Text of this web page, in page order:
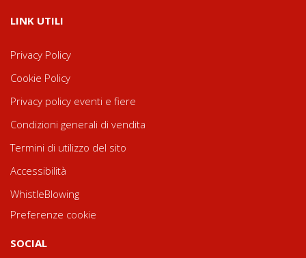
LINK UTILI
Privacy Policy
Cookie Policy
Privacy policy eventi e fiere
Condizioni generali di vendita
Termini di utilizzo del sito
Accessibilità
WhistleBlowing
Preferenze cookie
SOCIAL